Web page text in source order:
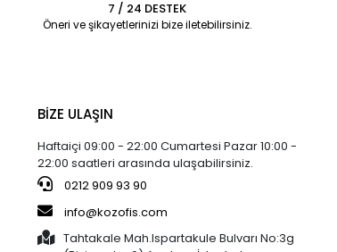
7 / 24 DESTEK
Öneri ve şikayetlerinizi bize iletebilirsiniz.
BİZE ULAŞIN
Haftaiçi 09:00 - 22:00 Cumartesi Pazar 10:00 -
22:00 saatleri arasında ulaşabilirsiniz.
0212 909 93 90
info@kozofis.com
Tahtakale Mah.Ispartakule Bulvarı No:3g